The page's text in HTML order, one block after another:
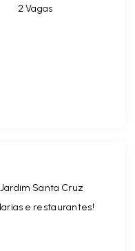
2 Vagas
Santa Cruz
e restaurantes!